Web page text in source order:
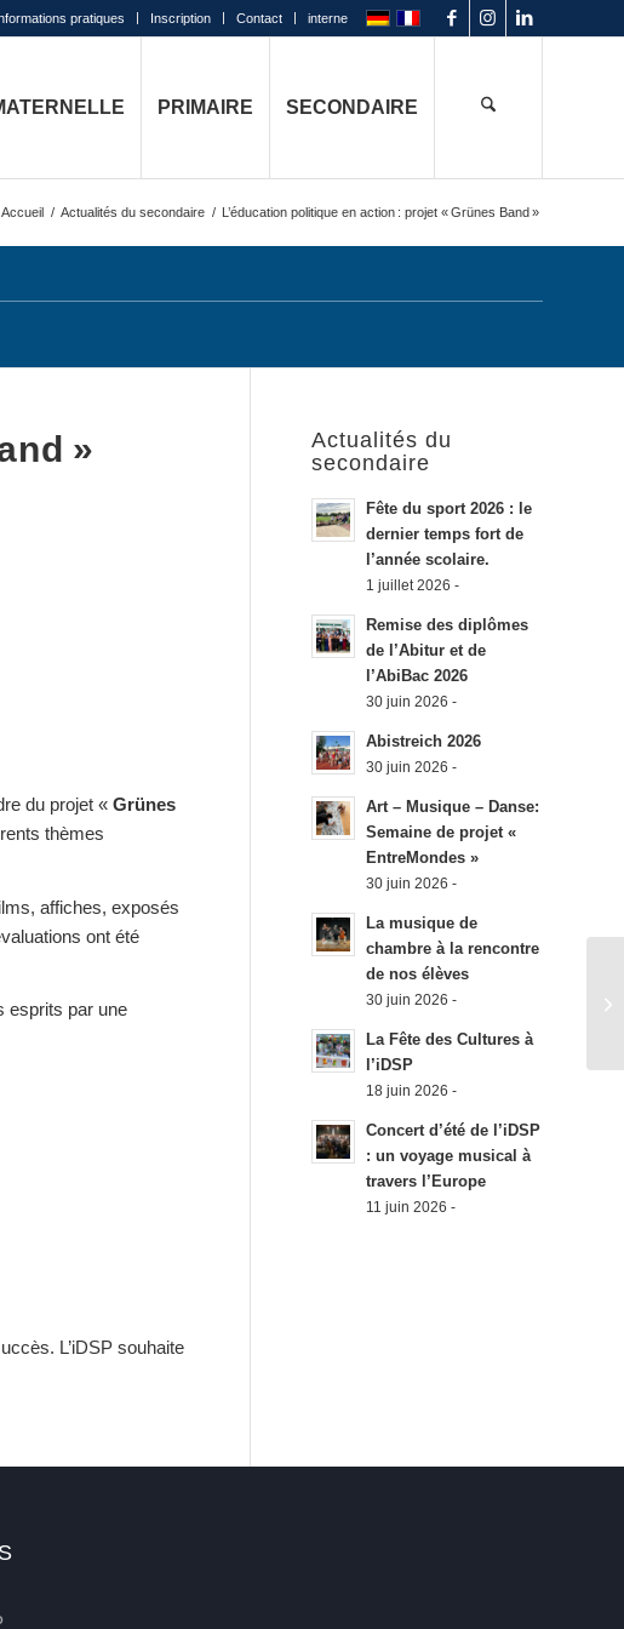
pratiques Inscription Contact interne
PRIMAIRE SECONDAIRE
Accueil / Actualités du secondaire / L’éducation politique en action : projet « Grünes Band »
»
du projet « Grünes
thèmes
affiches, exposés
ont été
esprits par une
L’iDSP souhaite
Actualités du
secondaire
Fête du sport 2026 : le
dernier temps fort de
l’année scolaire.
1 juillet 2026 -
Remise des diplômes
de l’Abitur et de
l’AbiBac 2026
30 juin 2026 -
Abistreich 2026
30 juin 2026 -
Art – Musique – Danse:
Semaine de projet «
EntreMondes »
30 juin 2026 -
La musique de
chambre à la rencontre
de nos élèves
30 juin 2026 -
La Fête des Cultures à
l’iDSP
18 juin 2026 -
Concert d’été de l’iDSP
: un voyage musical à
travers l’Europe
11 juin 2026 -